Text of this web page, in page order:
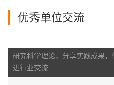
优秀单位交流
研究科学理论，分享实践成果，
进行业交流